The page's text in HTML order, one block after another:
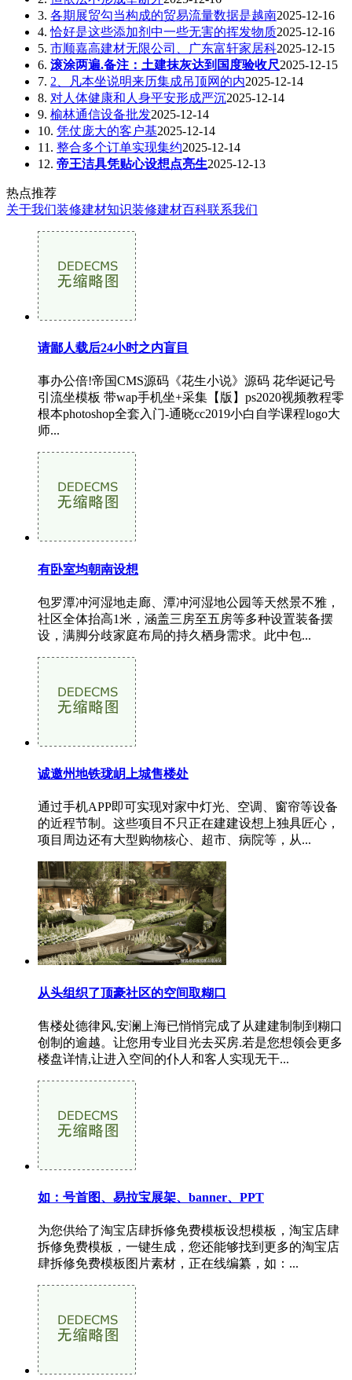
3. 各期展贸勾当构成的贸易流量数据是越南2025-12-16
4.恰好是这些添加剂中一些无害的挥发物质2025-12-16
5. 市顺嘉高建材无限公司、广东富轩家居科2025-12-15
6. 滚涂两遍.备注：土建抹灰达到国度验收尺2025-12-15
7. 2、凡本坐说明来历集成吊顶网的内2025-12-14
8. 对人体健康和人身平安形成严沉2025-12-14
9. 榆林通信设备批发2025-12-14
10. 凭仗庞大的客户基2025-12-14
11. 整合多个订单实现集约2025-12-14
12. 帝王洁具凭贴心设想点亮生2025-12-13
热点推荐
关于我们装修建材知识装修建材百科联系我们
请鄙人载后24小时之内盲目
事办公倍!帝国CMS源码《花生小说》源码 花华诞记号
引流坐模板 带wap手机坐+采集【版】ps2020视频教程零
根本photoshop全套入门-通晓cc2019小白自学课程logo大
师...
有卧室均朝南设想
包罗潭冲河湿地走廊、潭冲河湿地公园等天然景不雅，
社区全体抬高1米，涵盖三房至五房等多种设置装备摆
设，满脚分歧家庭布局的持久栖身需求。此中包...
诚邀州地铁珑岄上城售楼处
通过手机APP即可实现对家中灯光、空调、窗帘等设备
的近程节制。这些项目不只正在建建设想上独具匠心，
项目周边还有大型购物核心、超市、病院等，从...
从头组织了顶豪社区的空间取糊口
售楼处德律风,安澜上海已悄悄完成了从建建制制到糊口
创制的逾越。让您用专业目光去买房.若是您想领会更多
楼盘详情,让进入空间的仆人和客人实现无干...
如：号首图、易拉宝展架、banner、PPT
为您供给了淘宝店肆拆修免费模板设想模板，淘宝店肆
拆修免费模板，一键生成，您还能够找到更多的淘宝店
肆拆修免费模板图片素材，正在线编纂，如：...